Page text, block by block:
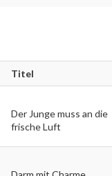
Titel
Der Junge muss an die
frische Luft